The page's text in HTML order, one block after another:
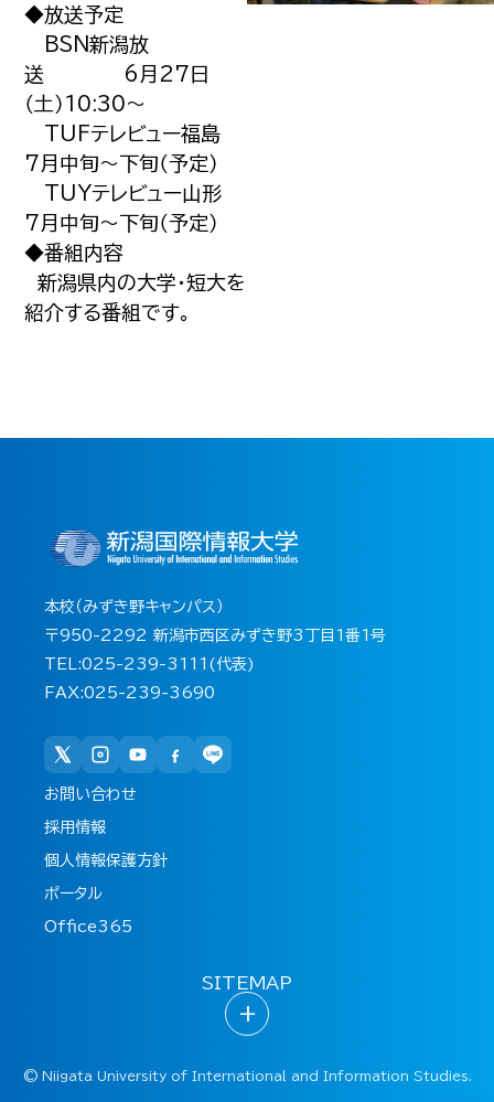
◆放送予定
BSN新潟放
送 6月27日
（土）10:30～
TUFテレビュー福島
7月中旬～下旬（予定）
TUYテレビュー山形
7月中旬～下旬（予定）
◆番組内容
新潟県内の大学・短大を
紹介する番組です。
本校（みずき野キャンパス）
〒950-2292 新潟市西区みずき野3丁目1番1号
TEL:025-239-3111(代表)
FAX:025-239-3690
お問い合わせ
採用情報
個人情報保護方針
ポータル
Office365
SITEMAP
+
©Niigata University of International and Information Studies.